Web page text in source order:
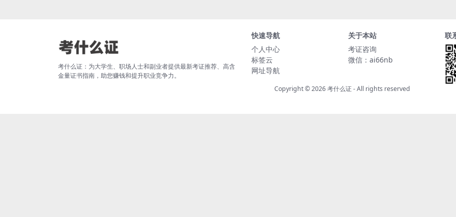
考什么证：为大学生、职场人士和副业者提供最新考证推荐、高含
金量证书指南，助您赚钱和提升职业竞争力。
快速导航
个人中心
标签云
网址导航
关于本站
考证咨询
微信：ai66nb
联
Copyright © 2026考什么证- All rights reserved